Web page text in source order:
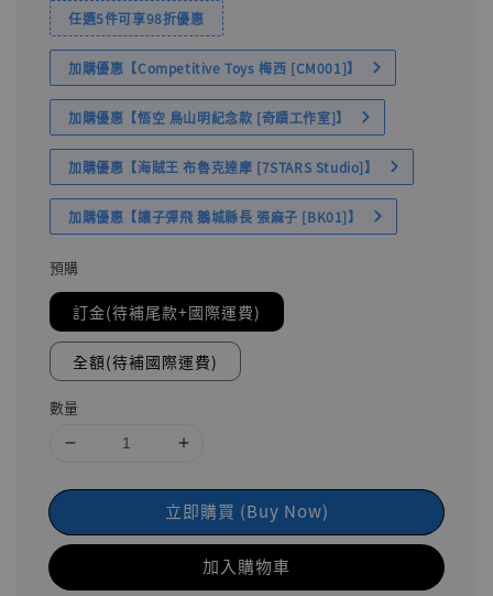
任選5件可享98折優惠
加購優惠【Competitive Toys 梅西 [CM001]】
加購優惠【悟空 鳥山明紀念款 [奇蹟工作室]】
加購優惠【海賊王 布魯克達摩 [7STARS Studio]】
加購優惠【讓子彈飛 鵝城縣長 張麻子 [BK01]】
預購
訂金(待補尾款+國際運費)
全額(待補國際運費)
數量
立即購買 (Buy Now)
加入購物車